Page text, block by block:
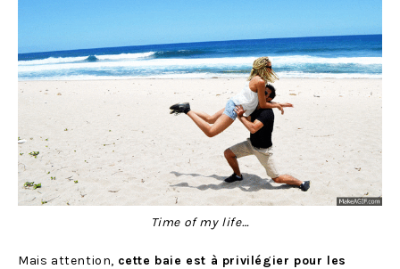
Time of my life…
Mais attention, cette baie est à privilégier pour les